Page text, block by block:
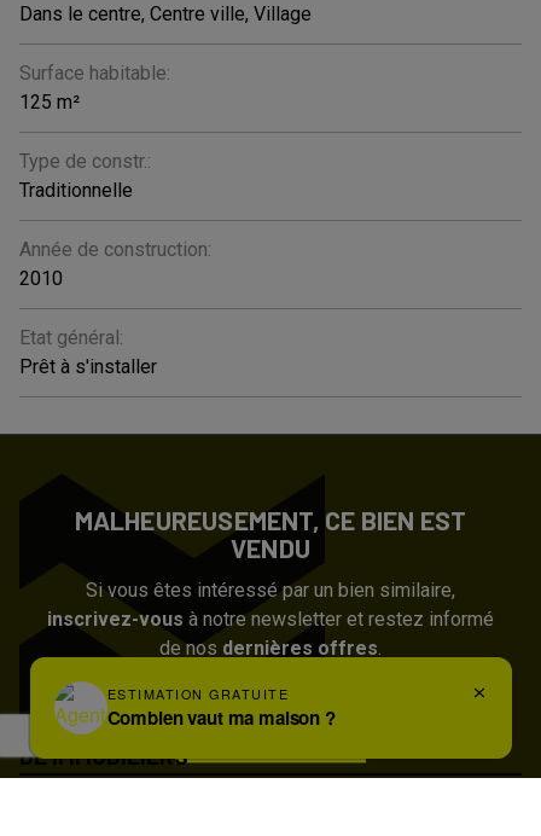
MALHEUREUSEMENT, CE BIEN EST
VENDU
Si vous êtes intéressé par un bien similaire,
inscrivez-vous à notre newsletter et restez informé
de nos dernières offres.
Dans le centre, Centre ville, Village
Surface habitable:
125 m²
Type de constr.:
Traditionnelle
Année de construction:
2010
Etat général:
Prêt à s'installer
DE IMMOBILIERS